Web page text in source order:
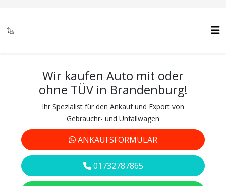
Wir kaufen Auto mit oder
ohne TÜV in Brandenburg!
Ihr Spezialist für den Ankauf und Export von
Gebrauchr- und Unfallwagen
ANKAUFSFORMULAR
01732787865